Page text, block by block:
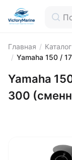
Главная / Каталог
/ Yamaha 150 /
Yamaha
300